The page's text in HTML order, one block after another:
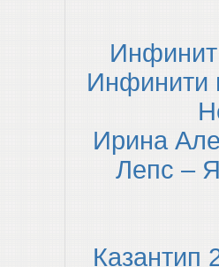
Инфинити
Ирина
Лепс –
Казантип